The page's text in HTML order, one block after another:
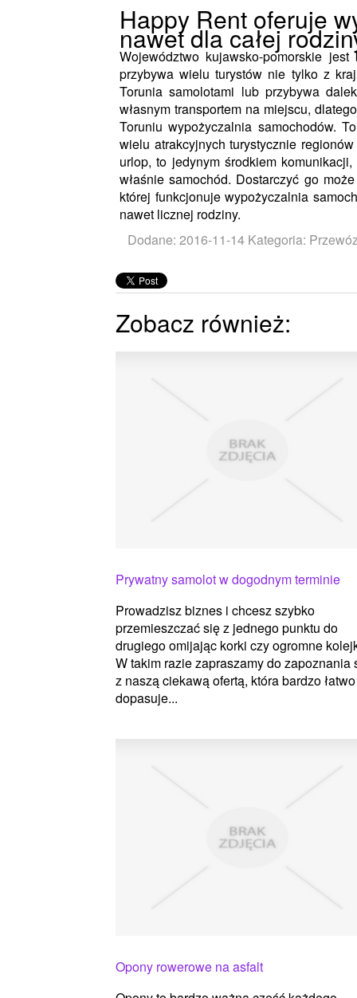
Happy Rent oferuje
nawet dla całej
Województwo kujawsko-pomorskie
przybywa wielu turystów nie tylko z
Torunia samolotami lub przybywa
własnym transportem na miejscu,
Toruniu wypożyczalnia samochodów.
wielu atrakcyjnych turystycznie
urlop, to jedynym środkiem
właśnie samochód. Dostarczyć go
której funkcjonuje wypożyczalnia
nawet licznej rodziny.
Dodane: 2016-11-14 Kategoria:
Zobacz również:
Prywatny samolot w dogodnym terminie
Prowadzisz biznes i chcesz szybko
przemieszczać się z jednego punktu do
drugiego omijając korki czy ogromne
W takim razie zapraszamy do zapoznania
z naszą ciekawą ofertą, która bardzo łatwo
dopasuje...
Opony rowerowe na asfalt